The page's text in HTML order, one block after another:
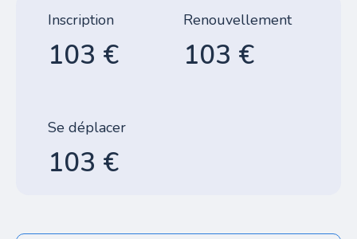
Inscription
103 €
Renouvellement
103 €
Se déplacer
103 €